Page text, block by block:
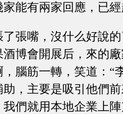
能有兩家回應，已
了張嘴，沒什么好說
酒博會開展后，來的
腦筋一轉，笑道：“
，主要是吸引他們
們就用本地企業上